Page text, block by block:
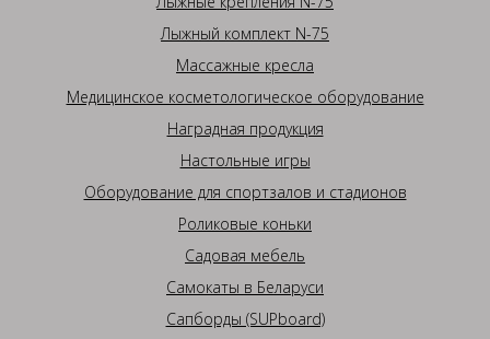
Лыжный комплект N-75
Массажные кресла
Медицинское косметологическое оборудование
Наградная продукция
Настольные игры
Оборудование для спортзалов и стадионов
Роликовые коньки
Садовая мебель
Самокаты в Беларуси
Сапборды (SUPboard)